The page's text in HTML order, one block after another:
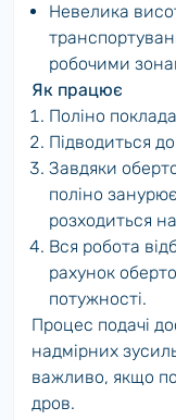
Невелика
робочими
Як працює
Поліно
Підводиться
Завдяки
поліно
розходиться
Вся робота
рахунок
потужності.
Процес подачі
надмірних
важливо, якщо
дров.